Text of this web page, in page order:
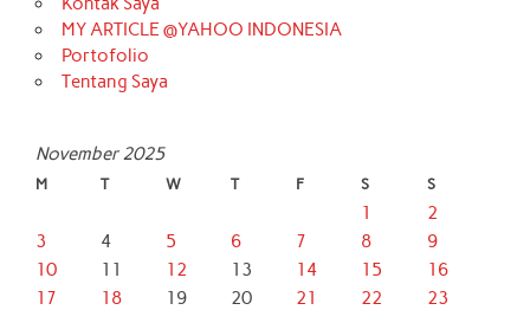
MY ARTICLE @YAHOO INDONESIA
Portofolio
Tentang Saya
November 2025
M T W T F S S
1
2
3
4 5 6 7 8
9
10
11 12 13 14 15
16
17
18 19 20 21 22
23